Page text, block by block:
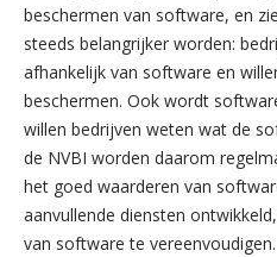
beschermen van software, en
steeds belangrijker worden:
afhankelijk van software en
beschermen. Ook wordt
willen bedrijven weten wat de
de NVBI worden daarom
het goed waarderen van
aanvullende diensten
van software te vereenvoudigen.